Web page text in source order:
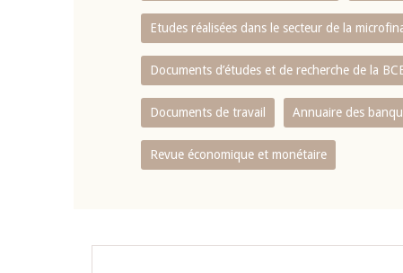
Etudes réalisées dans le secteur de la
Documents d’études et de recherche de la
Documents de travail Annuaire des
Revue économique et monétaire